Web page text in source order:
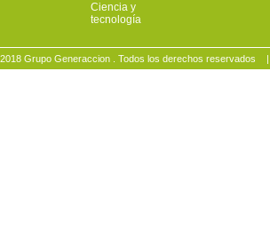
Ciencia y
tecnología
2018 Grupo Generaccion . Todos los derechos reservados |